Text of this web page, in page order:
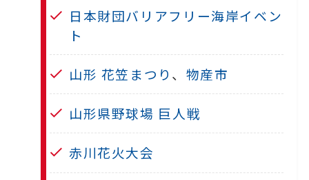
日本財団バリアフリー海岸イベン
ト
山形 花笠まつり 、 物産市
山形県野球場 巨人戦
赤川花火大会